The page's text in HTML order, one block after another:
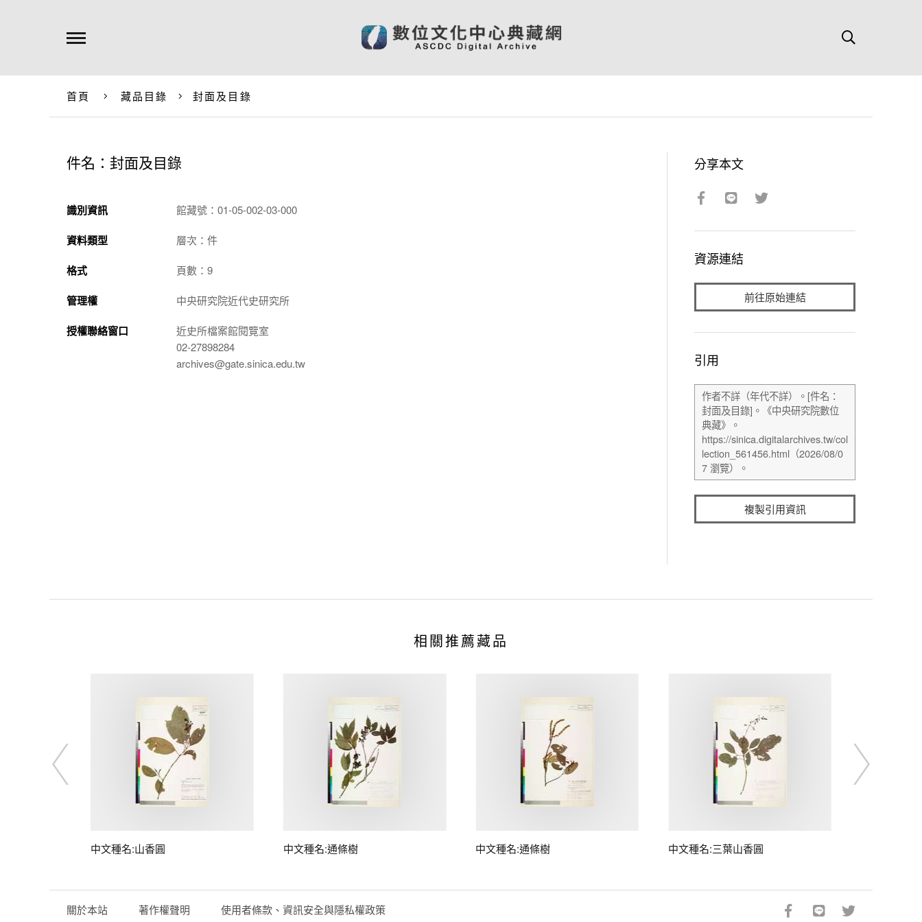
首頁 藏品目錄 封面及目錄
件名：封面及目錄
識別資訊 館藏號：01-05-002-03-000
資料類型 層次：件
格式 頁數：9
管理權 中央研究院近代史研究所
授權聯絡窗口
近史所檔案館閱覽室
02-27898284
archives@gate.sinica.edu.tw
分享本文
資源連結
前往原始連結
引用
複製引用資訊
相關推薦藏品
中文種名:山香圓 中文種名:通條樹 中文種名:通條樹 中文種名:三葉山香圓
關於本站 著作權聲明 使用者條款、資訊安全與隱私權政策